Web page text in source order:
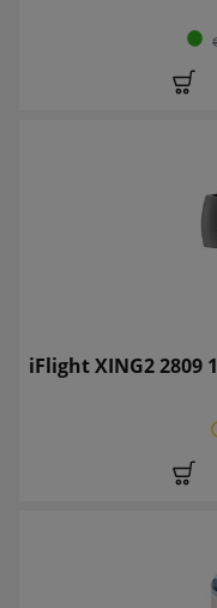
iFlight XING2 2809